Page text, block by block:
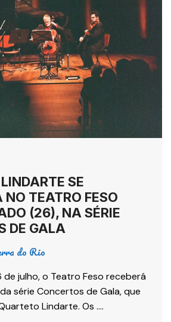
SE
NO TEATRO FESO
(26), NA SÉRIE
DE GALA
do Rio
de julho, o Teatro Feso receberá
série Concertos de Gala, que
Lindarte. Os ….